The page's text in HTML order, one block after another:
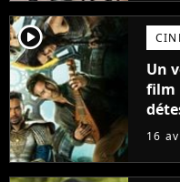
player2
Un
film
16